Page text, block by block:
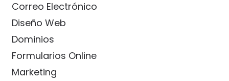
Correo Electrónico
Diseño Web
Dominios
Formularios Online
Marketing